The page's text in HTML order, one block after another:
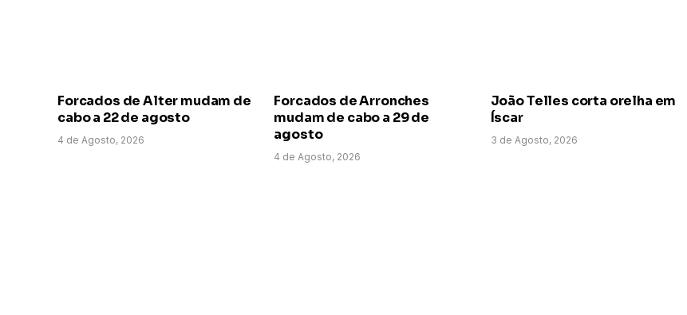
Forcados de Alter mudam de
cabo a 22 de agosto
4 de Agosto, 2026
Forcados de Arronches
mudam de cabo a 29 de
agosto
4 de Agosto, 2026
João Telles corta orelha em
Íscar
3 de Agosto, 2026